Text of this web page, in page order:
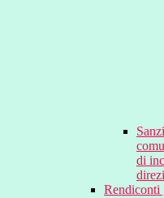
di
Rendiconti